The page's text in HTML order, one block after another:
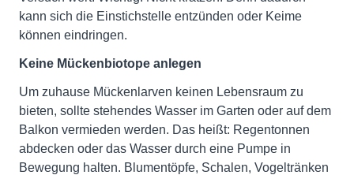
kann sich die Einstichstelle entzünden oder Keime
können eindringen.
Keine Mückenbiotope anlegen
Um zuhause Mückenlarven keinen Lebensraum zu
bieten, sollte stehendes Wasser im Garten oder auf dem
Balkon vermieden werden. Das heißt: Regentonnen
abdecken oder das Wasser durch eine Pumpe in
Bewegung halten. Blumentöpfe, Schalen, Vogeltränken